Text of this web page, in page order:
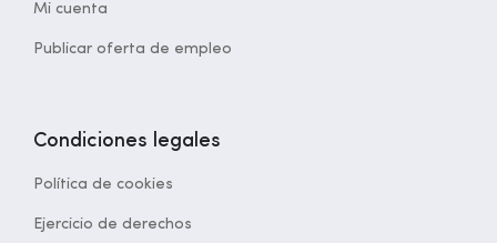
Mi cuenta
Publicar oferta de empleo
Condiciones legales
Política de cookies
Ejercicio de derechos